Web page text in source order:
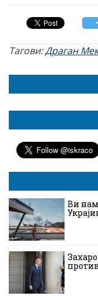
Тагови:Драган
Ви